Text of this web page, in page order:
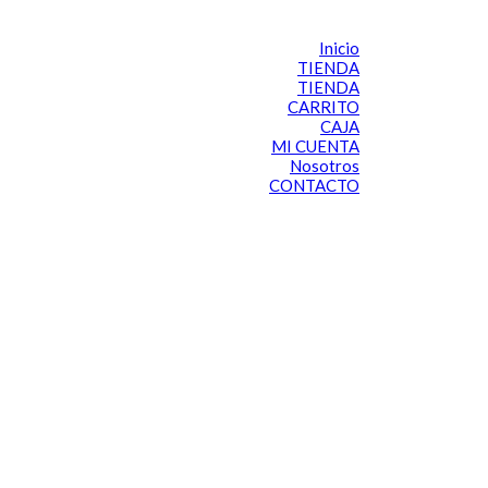
Inicio
TIENDA
TIENDA
CARRITO
CAJA
MI CUENTA
Nosotros
CONTACTO